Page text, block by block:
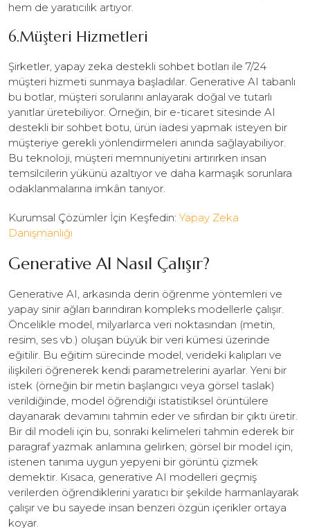
hem de yaratıcılık artıyor.
6.Müşteri Hizmetleri
Şirketler, yapay zeka destekli sohbet botları ile 7/24
müşteri hizmeti sunmaya başladılar. Generative AI tabanlı
bu botlar, müşteri sorularını anlayarak doğal ve tutarlı
yanıtlar üretebiliyor. Örneğin, bir e-ticaret sitesinde AI
destekli bir sohbet botu, ürün iadesi yapmak isteyen bir
müşteriye gerekli yönlendirmeleri anında sağlayabiliyor.
Bu teknoloji, müşteri memnuniyetini artırırken insan
temsilcilerin yükünü azaltıyor ve daha karmaşık sorunlara
odaklanmalarına imkân tanıyor.
Kurumsal Çözümler İçin Keşfedin: Yapay Zeka
Danışmanlığı
Generative AI Nasıl Çalışır?
Generative AI, arkasında derin öğrenme yöntemleri ve
yapay sinir ağları barındıran kompleks modellerle çalışır.
Öncelikle model, milyarlarca veri noktasından (metin,
resim, ses vb.) oluşan büyük bir veri kümesi üzerinde
eğitilir. Bu eğitim sürecinde model, verideki kalıpları ve
ilişkileri öğrenerek kendi parametrelerini ayarlar. Yeni bir
istek (örneğin bir metin başlangıcı veya görsel taslak)
verildiğinde, model öğrendiği istatistiksel örüntülere
dayanarak devamını tahmin eder ve sıfırdan bir çıktı üretir.
Bir dil modeli için bu, sonraki kelimeleri tahmin ederek bir
paragraf yazmak anlamına gelirken; görsel bir model için,
istenen tanıma uygun yepyeni bir görüntü çizmek
demektir. Kısaca, generative AI modelleri geçmiş
verilerden öğrendiklerini yaratıcı bir şekilde harmanlayarak
çalışır ve bu sayede insan benzeri özgün içerikler ortaya
koyar.